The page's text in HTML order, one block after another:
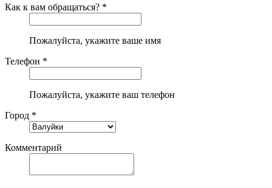
Как к вам обращаться? *
Пожалуйста, укажите ваше имя
Телефон *
Пожалуйста, укажите ваш телефон
Город *
Комментарий